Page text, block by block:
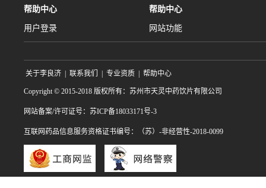
帮助中心
用户登录
帮助中心
网站功能
关于李良济 | 联系我们 | 专业资质 | 帮助中心
Copyright © 2015-2018 版权所有：苏州市天灵中药饮片有限公司
网站备案/许可证号：苏ICP备18033171号-3
互联网药品信息服务资格证书编号：（苏）-非经营性-2018-0099